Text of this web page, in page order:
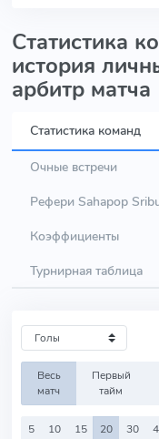
Статистика
история
арбитр матча
Статистика команд
Очные встречи
Рефери Sahapop
Коэффициенты
Турнирная таблица
Весь
матч
Первый
тайм
5 10 15 20 30